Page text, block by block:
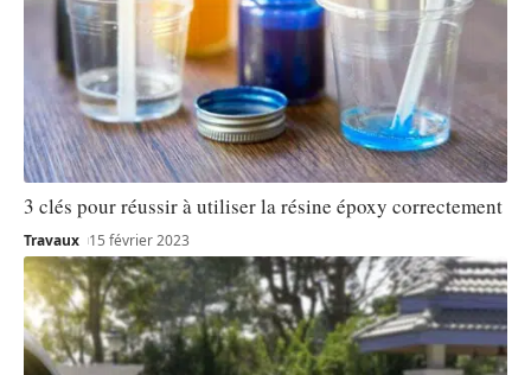
3 clés pour réussir à utiliser la résine époxy correctement
Travaux 15 février 2023